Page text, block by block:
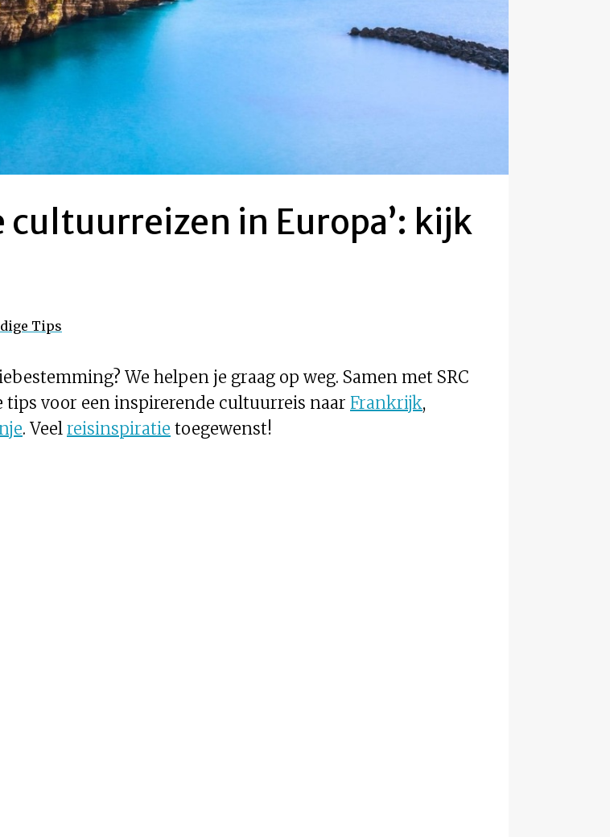
cultuurreizen in Europa’: kijk
Tips
We helpen je graag op weg. Samen met SRC
tips voor een inspirerende cultuurreis naar Frankrijk,
. Veel reisinspiratie toegewenst!